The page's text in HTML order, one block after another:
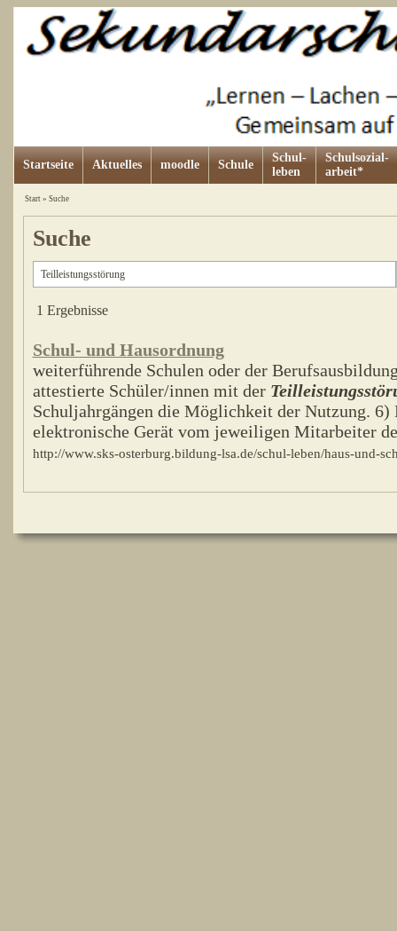
Startseite Aktuelles moodle Schule
Schul-
leben
Schulsozial-
arbeit*
Start» Suche
Suche
1 Ergebnisse
Schul- und Hausordnung
weiterführende Schulen oder der
attestierte Schüler/innen mit der
Schuljahrgängen die Möglichkeit der Nutzung.
elektronische Gerät vom jeweiligen Mitarbeiter
http://www.sks-osterburg.bildung-lsa.de/schul-leben/haus-und-